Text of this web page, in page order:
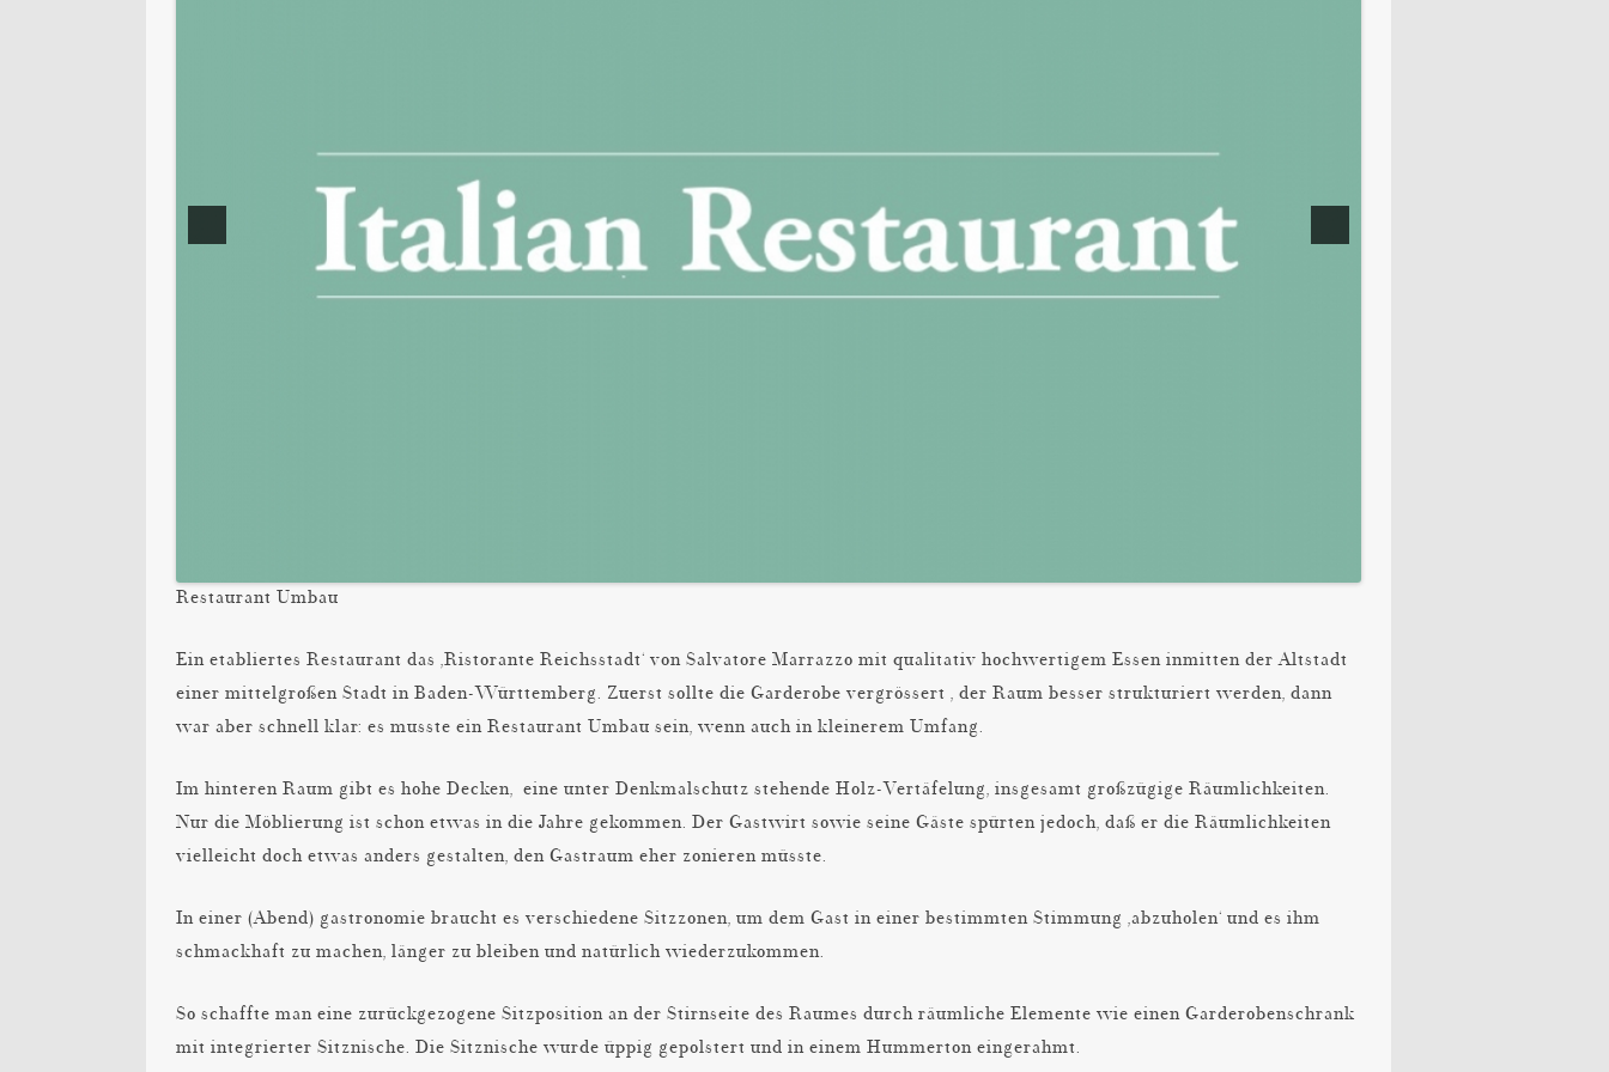
UMBAU EINER ALTEN VILLA
HOTEL EINRICHTUNG
EXHIBITION STAND
Restaurant Umbau
Ein etabliertes Restaurant das ‚Ristorante Reichsstadt‘ von Salvatore Marrazzo mit qualitativ hochwertigem Essen inmitten der Altstadt
einer mittelgroßen Stadt in Baden-Württemberg. Zuerst sollte die Garderobe vergrössert , der Raum besser strukturiert werden, dann
war aber schnell klar: es musste ein Restaurant Umbau sein, wenn auch in kleinerem Umfang.
Im hinteren Raum gibt es hohe Decken, eine unter Denkmalschutz stehende Holz-Vertäfelung, insgesamt großzügige Räumlichkeiten.
Nur die Möblierung ist schon etwas in die Jahre gekommen. Der Gastwirt sowie seine Gäste spürten jedoch, daß er die Räumlichkeiten
vielleicht doch etwas anders gestalten, den Gastraum eher zonieren müsste.
In einer (Abend) gastronomie braucht es verschiedene Sitzzonen, um dem Gast in einer bestimmten Stimmung ‚abzuholen‘ und es ihm
schmackhaft zu machen, länger zu bleiben und natürlich wiederzukommen.
So schaffte man eine zurückgezogene Sitzposition an der Stirnseite des Raumes durch räumliche Elemente wie einen Garderobenschrank
mit integrierter Sitznische. Die Sitznische wurde üppig gepolstert und in einem Hummerton eingerahmt.